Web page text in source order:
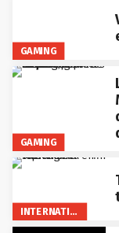
GAMING
GAMING
INTERNATIONAL